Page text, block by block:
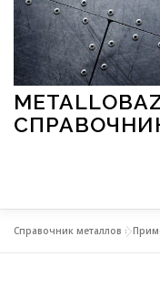
Перейти к содержимому
Справочник металлов »